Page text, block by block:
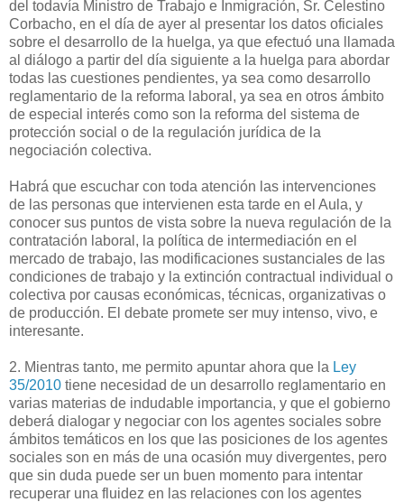
del todavía Ministro de Trabajo e Inmigración, Sr. Celestino
Corbacho, en el día de ayer al presentar los datos oficiales
sobre el desarrollo de la huelga, ya que efectuó una llamada
al diálogo a partir del día siguiente a la huelga para abordar
todas las cuestiones pendientes, ya sea como desarrollo
reglamentario de la reforma laboral, ya sea en otros ámbito
de especial interés como son la reforma del sistema de
protección social o de la regulación jurídica de la
negociación colectiva.
Habrá que escuchar con toda atención las intervenciones
de las personas que intervienen esta tarde en el Aula, y
conocer sus puntos de vista sobre la nueva regulación de la
contratación laboral, la política de intermediación en el
mercado de trabajo, las modificaciones sustanciales de las
condiciones de trabajo y la extinción contractual individual o
colectiva por causas económicas, técnicas, organizativas o
de producción. El debate promete ser muy intenso, vivo, e
interesante.
2. Mientras tanto, me permito apuntar ahora que la Ley
35/2010 tiene necesidad de un desarrollo reglamentario en
varias materias de indudable importancia, y que el gobierno
deberá dialogar y negociar con los agentes sociales sobre
ámbitos temáticos en los que las posiciones de los agentes
sociales son en más de una ocasión muy divergentes, pero
que sin duda puede ser un buen momento para intentar
recuperar una fluidez en las relaciones con los agentes